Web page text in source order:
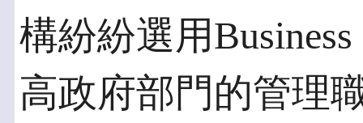
構紛紛選用
高政府部門的管理